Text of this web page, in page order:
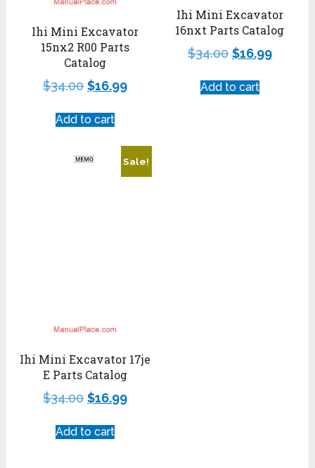
Ihi Mini Excavator
15nx2 R00 Parts
Catalog
$34.00 $16.99
Add to cart
Ihi Mini Excavator
16nxt Parts Catalog
$34.00 $16.99
Add to cart
Sale!
Ihi Mini Excavator 17je
E Parts Catalog
$34.00 $16.99
Add to cart